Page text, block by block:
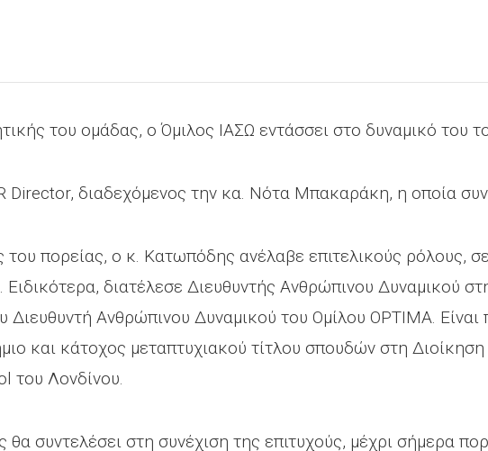
του ομάδας, ο Όμιλος ΙΑΣΩ εντάσσει στο δυναμικό του
διαδεχόμενος την κα. Νότα Μπακαράκη, η οποία
του πορείας, ο κ. Κατωπόδης ανέλαβε επιτελικούς ρόλους,
διατέλεσε Διευθυντής Ανθρώπινου Δυναμικού
Ανθρώπινου Δυναμικού του Ομίλου ΟPTIMA. Είναι
και κάτοχος μεταπτυχιακού τίτλου σπουδών στη
του Λονδίνου.
συντελέσει στη συνέχιση της επιτυχούς, μέχρι σήμερα